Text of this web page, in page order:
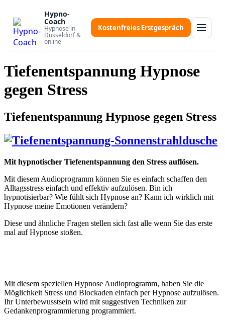
Inhalt
springen
Hypno-
Coach
Hypnose in
Düsseldorf &
online
Kostenfreies Erstgespräch
Tiefenentspannung Hypnose
gegen Stress
Tiefenentspannung Hypnose gegen Stress
Mit hypnotischer Tiefenentspannung den Stress auflösen.
Mit diesem Audioprogramm können Sie es einfach schaffen den
Alltagsstress einfach und effektiv aufzulösen. Bin ich
hypnotisierbar? Wie fühlt sich Hypnose an? Kann ich wirklich mit
Hypnose meine Emotionen verändern?
Diese und ähnliche Fragen stellen sich fast alle wenn Sie das erste
mal auf Hypnose stoßen.
Mit diesem speziellen Hypnose Audioprogramm, haben Sie die
Möglichkeit Stress und Blockaden einfach per Hypnose aufzulösen.
Ihr Unterbewusstsein wird mit suggestiven Techniken zur
Gedankenprogrammierung programmiert.